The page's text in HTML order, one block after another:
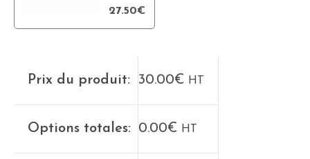
27.50€
Prix du produit: 30.00€ HT
Options totales: 0.00€ HT